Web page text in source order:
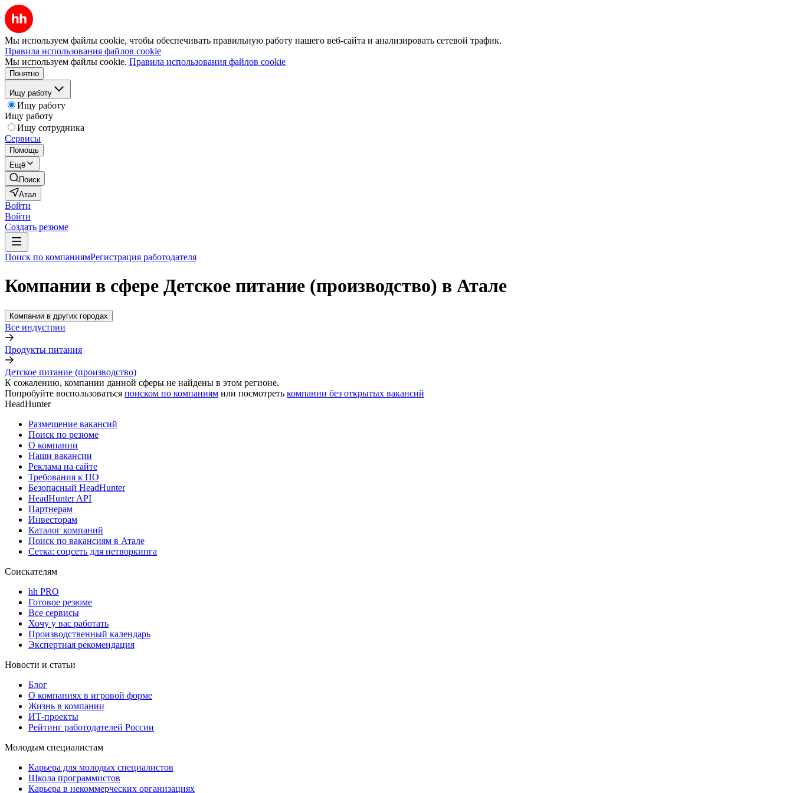
Мы используем файлы cookie, чтобы обеспечивать правильную работу нашего веб-сайта и анализировать сетевой трафик.
Правила использования файлов cookie
Мы используем файлы cookie. Правила использования файлов cookie
Понятно
Ищу работу
Ищу работу
Ищу работу
Ищу сотрудника
Сервисы
Помощь
Ещё
Поиск
Атал
Войти
Войти
Создать резюме
Поиск по компаниямРегистрация работодателя
Компании в сфере Детское питание (производство) в Атале
Компании в других городах
Все индустрии
Продукты питания
Детское питание (производство)
К сожалению, компании данной сферы не найдены в этом регионе.
Попробуйте воспользоваться поиском по компаниям или посмотреть компании без открытых вакансий
HeadHunter
Размещение вакансий
Поиск по резюме
О компании
Наши вакансии
Реклама на сайте
Требования к ПО
Безопасный HeadHunter
HeadHunter API
Партнерам
Инвесторам
Каталог компаний
Поиск по вакансиям в Атале
Сетка: соцсеть для нетворкинга
Соискателям
hh PRO
Готовое резюме
Все сервисы
Хочу у вас работать
Производственный календарь
Экспертная рекомендация
Новости и статьи
Блог
О компаниях в игровой форме
Жизнь в компании
ИТ-проекты
Рейтинг работодателей России
Молодым специалистам
Карьера для молодых специалистов
Школа программистов
Карьера в некоммерческих организациях